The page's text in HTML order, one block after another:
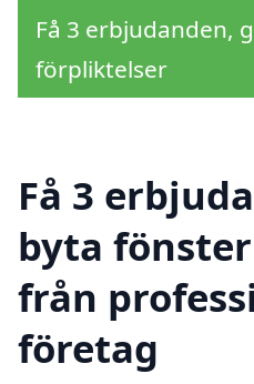
Få 3 erbjudanden,
förpliktelser
Få 3
byta
från
företag